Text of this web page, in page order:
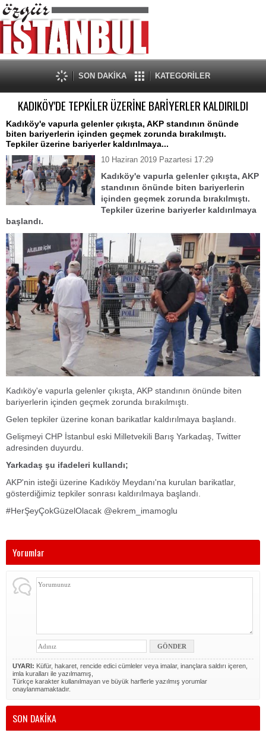
SON DAKİKA KATEGORİLER
KADIKÖY'DE TEPKİLER ÜZERİNE BARİYERLER KALDIRILDI
Kadıköy'e vapurla gelenler çıkışta, AKP standının önünde
biten bariyerlerin içinden geçmek zorunda bırakılmıştı.
Tepkiler üzerine bariyerler kaldırılmaya...
10 Haziran 2019 Pazartesi 17:29
Kadıköy'e vapurla gelenler çıkışta, AKP
standının önünde biten bariyerlerin
içinden geçmek zorunda bırakılmıştı.
Tepkiler üzerine bariyerler kaldırılmaya
başlandı.
Kadıköy'e vapurla gelenler çıkışta, AKP standının önünde biten
bariyerlerin içinden geçmek zorunda bırakılmıştı.
Gelen tepkiler üzerine konan barikatlar kaldırılmaya başlandı.
Gelişmeyi CHP İstanbul eski Milletvekili Barış Yarkadaş, Twitter
adresinden duyurdu.
Yarkadaş şu ifadeleri kullandı;
AKP'nin isteği üzerine Kadıköy Meydanı'na kurulan barikatlar,
gösterdiğimiz tepkiler sonrası kaldırılmaya başlandı.
#HerŞeyÇokGüzelOlacak @ekrem_imamoglu
Yorumlar
UYARI: Küfür, hakaret, rencide edici cümleler veya imalar, inançlara saldırı içeren,
imla kuralları ile yazılmamış,
Türkçe karakter kullanılmayan ve büyük harflerle yazılmış yorumlar
onaylanmamaktadır.
SON DAKİKA